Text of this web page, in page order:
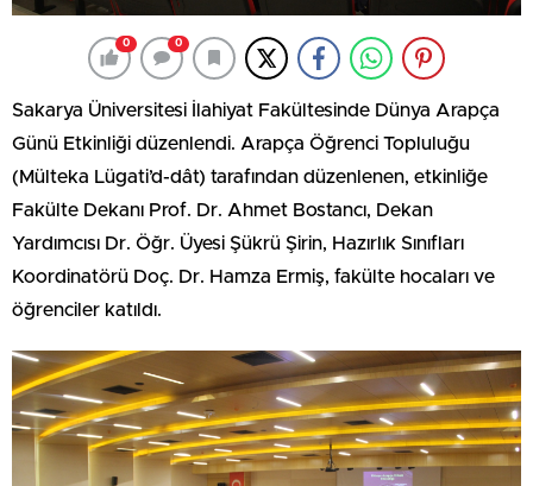
0 0
Sakarya Üniversitesi İlahiyat Fakültesinde Dünya Arapça
Günü Etkinliği düzenlendi. Arapça Öğrenci Topluluğu
(Mülteka Lügati’d-dât) tarafından düzenlenen, etkinliğe
Fakülte Dekanı Prof. Dr. Ahmet Bostancı, Dekan
Yardımcısı Dr. Öğr. Üyesi Şükrü Şirin, Hazırlık Sınıfları
Koordinatörü Doç. Dr. Hamza Ermiş, fakülte hocaları ve
öğrenciler katıldı.